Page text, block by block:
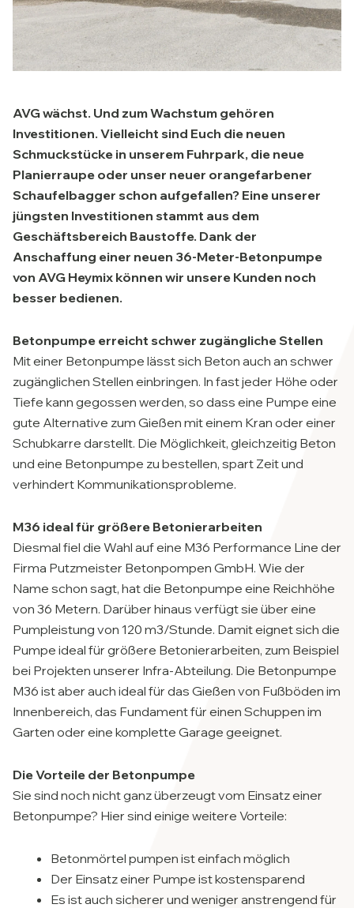
AVG wächst. Und zum Wachstum gehören
Investitionen. Vielleicht sind Euch die neuen
Schmuckstücke in unserem Fuhrpark, die neue
Planierraupe oder unser neuer orangefarbener
Schaufelbagger schon aufgefallen? Eine unserer
jüngsten Investitionen stammt aus dem
Geschäftsbereich Baustoffe. Dank der
Anschaffung einer neuen 36-Meter-Betonpumpe
von AVG Heymix können wir unsere Kunden noch
besser bedienen.
Betonpumpe erreicht schwer zugängliche Stellen
Mit einer Betonpumpe lässt sich Beton auch an schwer
zugänglichen Stellen einbringen. In fast jeder Höhe oder
Tiefe kann gegossen werden, so dass eine Pumpe eine
gute Alternative zum Gießen mit einem Kran oder einer
Schubkarre darstellt. Die Möglichkeit, gleichzeitig Beton
und eine Betonpumpe zu bestellen, spart Zeit und
verhindert Kommunikationsprobleme.
M36 ideal für größere Betonierarbeiten
Diesmal fiel die Wahl auf eine M36 Performance Line der
Firma Putzmeister Betonpompen GmbH. Wie der
Name schon sagt, hat die Betonpumpe eine Reichhöhe
von 36 Metern. Darüber hinaus verfügt sie über eine
Pumpleistung von 120 m3/Stunde. Damit eignet sich die
Pumpe ideal für größere Betonierarbeiten, zum Beispiel
bei Projekten unserer Infra-Abteilung. Die Betonpumpe
M36 ist aber auch ideal für das Gießen von Fußböden im
Innenbereich, das Fundament für einen Schuppen im
Garten oder eine komplette Garage geeignet.
Die Vorteile der Betonpumpe
Sie sind noch nicht ganz überzeugt vom Einsatz einer
Betonpumpe? Hier sind einige weitere Vorteile:
Betonmörtel pumpen ist einfach möglich
Der Einsatz einer Pumpe ist kostensparend
Es ist auch sicherer und weniger anstrengend für